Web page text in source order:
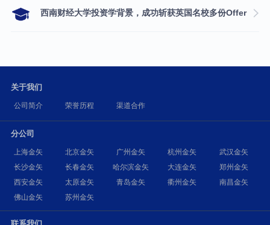
西南财经大学投资学背景，成功斩获英国名校多份Offer
关于我们
公司简介 荣誉历程 渠道合作
分公司
上海金矢 北京金矢 广州金矢 杭州金矢
武汉金矢
长沙金矢
长春金矢 哈尔滨金矢 大连金矢
郑州金矢
西安金矢
太原金矢 青岛金矢 衢州金矢
南昌金矢
佛山金矢
苏州金矢